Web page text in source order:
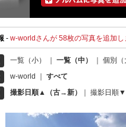
- w-worldさんが 58枚の写真を追加
一覧（小） 一覧（中） 個別（
w-world
すべて
撮影日順▲（古→新） 撮影日順▼